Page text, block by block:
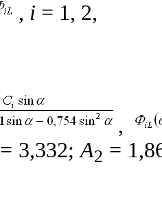
, i = 1, 2,
,
= 3,332;A2 =